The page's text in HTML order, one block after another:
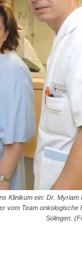
Klinikum ein: Dr. Myriam
vom Team onkologische
Solingen.